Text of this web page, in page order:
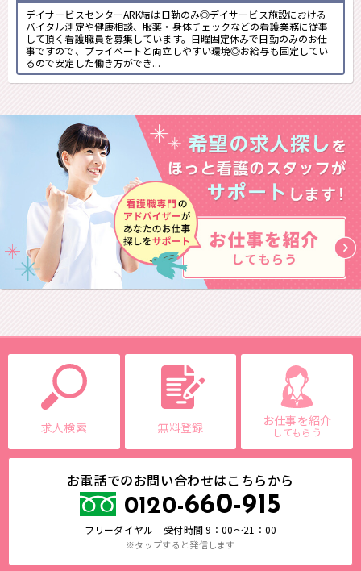
デイサービスセンターARK結は日勤のみ◎デイサービス施設における
バイタル測定や健康相談、服薬・身体チェックなどの看護業務に従事
して頂く看護職員を募集しています。日曜固定休みで日勤のみのお仕
事ですので、プライベートと両立しやすい環境◎お給与も固定してい
るので安定した働き方ができ...
求人検索 無料登録 お仕事を紹介
してもらう
お電話でのお問い合わせはこちらから
0120-660-915
フリーダイヤル 受付時間 9：00～21：00
※タップすると発信します